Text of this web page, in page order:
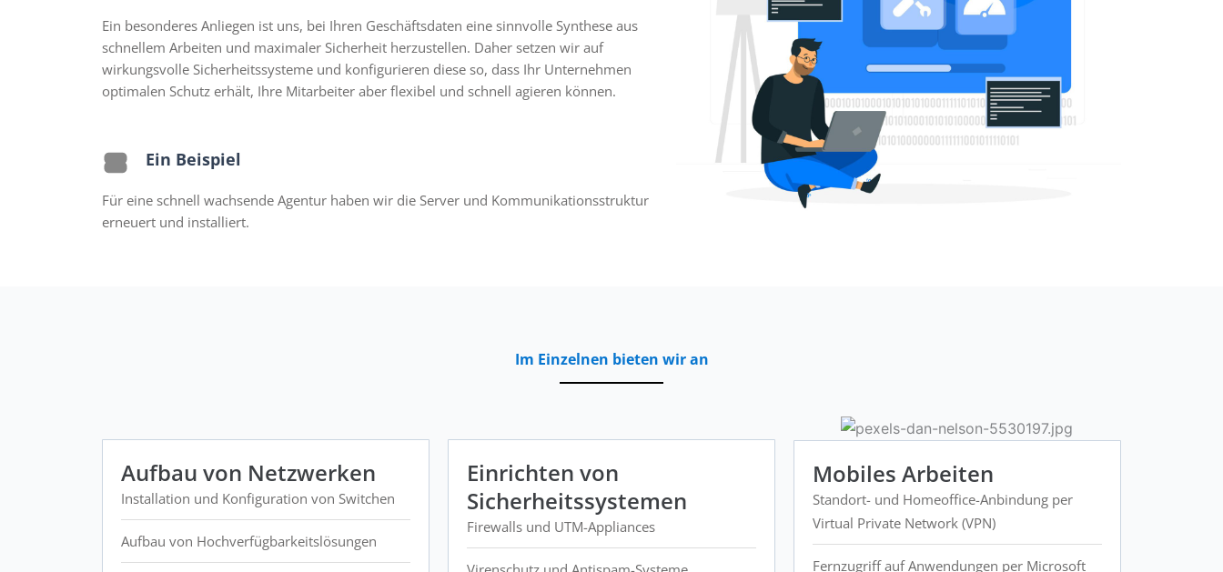
Ein besonderes Anliegen ist uns, bei Ihren Geschäftsdaten eine sinnvolle Synthese aus
schnellem Arbeiten und maximaler Sicherheit herzustellen. Daher setzen wir auf
wirkungsvolle Sicherheitssysteme und konfigurieren diese so, dass Ihr Unternehmen
optimalen Schutz erhält, Ihre Mitarbeiter aber flexibel und schnell agieren können.
Ein Beispiel
Für eine schnell wachsende Agentur haben wir die Server und Kommunikationsstruktur
erneuert und installiert.
Im Einzelnen bieten wir an
Aufbau von Netzwerken
Installation und Konfiguration von Switchen
Aufbau von Hochverfügbarkeitslösungen
Einrichten von
Sicherheitssystemen
Firewalls und UTM-Appliances
Mobiles Arbeiten
Standort- und Homeoffice-Anbindung per
Virtual Private Network (VPN)
Fernzugriff auf Anwendungen per Microsoft